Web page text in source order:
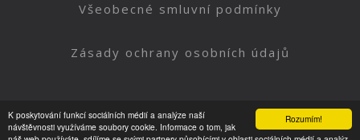
Rozumím!
K poskytování funkcí sociálních médií a analýze naší
návštěvnosti využíváme soubory cookie. Informace o tom, jak
Všeobecné smluvní podmínky
Zásady ochrany osobních údajů
Nahoru